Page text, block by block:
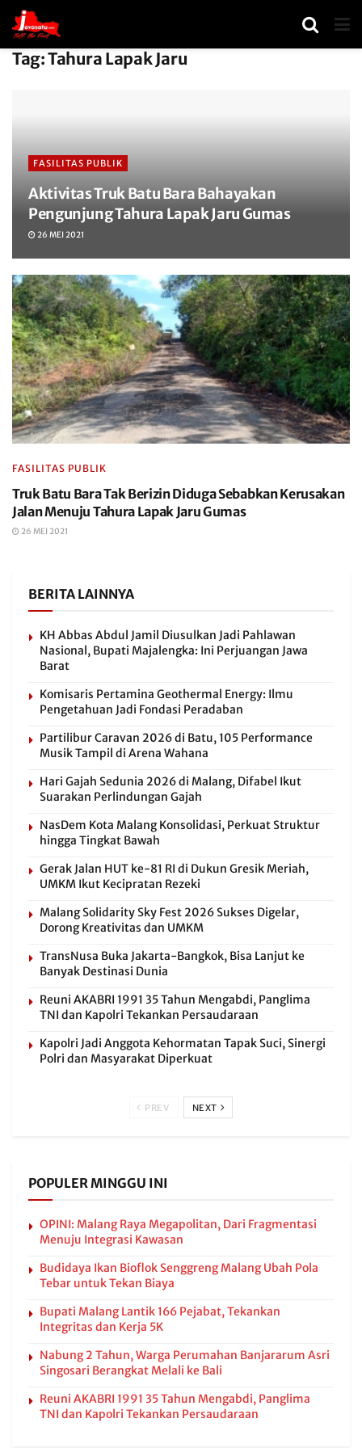
Tag:Tahura Lapak Jaru
FASILITAS PUBLIK
Aktivitas Truk Batu Bara Bahayakan
Pengunjung Tahura Lapak Jaru Gumas
26 MEI 2021
FASILITAS PUBLIK
Truk Batu Bara Tak Berizin Diduga Sebabkan Kerusakan
Jalan Menuju Tahura Lapak Jaru Gumas
26 MEI 2021
BERITA LAINNYA
KH Abbas Abdul Jamil Diusulkan Jadi Pahlawan
Nasional, Bupati Majalengka: Ini Perjuangan Jawa
Barat
Komisaris Pertamina Geothermal Energy: Ilmu
Pengetahuan Jadi Fondasi Peradaban
Partilibur Caravan 2026 di Batu, 105 Performance
Musik Tampil di Arena Wahana
Hari Gajah Sedunia 2026 di Malang, Difabel Ikut
Suarakan Perlindungan Gajah
NasDem Kota Malang Konsolidasi, Perkuat Struktur
hingga Tingkat Bawah
Gerak Jalan HUT ke-81 RI di Dukun Gresik Meriah,
UMKM Ikut Kecipratan Rezeki
Malang Solidarity Sky Fest 2026 Sukses Digelar,
Dorong Kreativitas dan UMKM
TransNusa Buka Jakarta-Bangkok, Bisa Lanjut ke
Banyak Destinasi Dunia
Reuni AKABRI 1991 35 Tahun Mengabdi, Panglima
TNI dan Kapolri Tekankan Persaudaraan
Kapolri Jadi Anggota Kehormatan Tapak Suci, Sinergi
Polri dan Masyarakat Diperkuat
PREV NEXT
POPULER MINGGU INI
OPINI: Malang Raya Megapolitan, Dari Fragmentasi
Menuju Integrasi Kawasan
Budidaya Ikan Bioflok Senggreng Malang Ubah Pola
Tebar untuk Tekan Biaya
Bupati Malang Lantik 166 Pejabat, Tekankan
Integritas dan Kerja 5K
Nabung 2 Tahun, Warga Perumahan Banjararum Asri
Singosari Berangkat Melali ke Bali
Reuni AKABRI 1991 35 Tahun Mengabdi, Panglima
TNI dan Kapolri Tekankan Persaudaraan